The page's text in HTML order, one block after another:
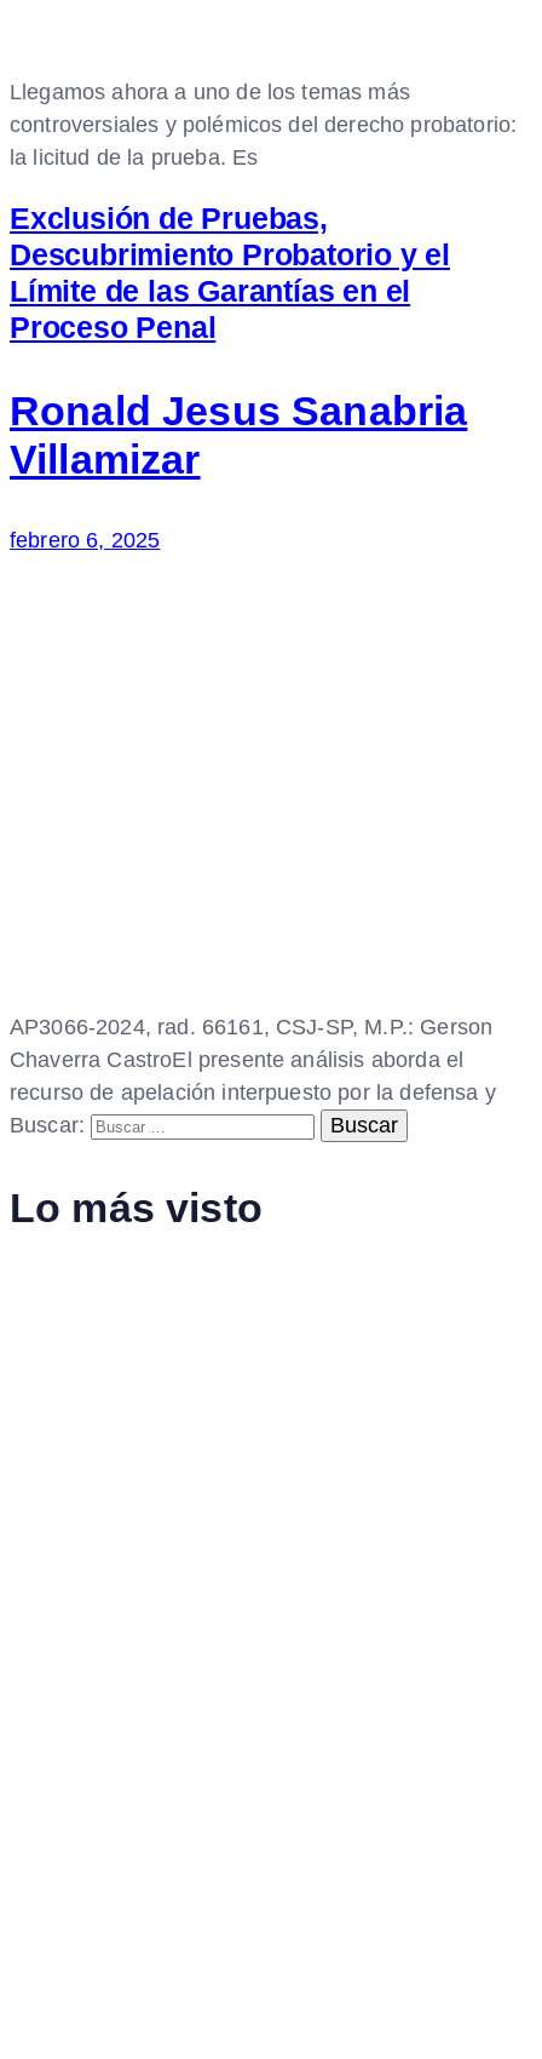
Llegamos ahora a uno de los temas más
controversiales y polémicos del derecho probatorio:
la licitud de la prueba. Es
Exclusión de Pruebas,
Descubrimiento Probatorio y el
Límite de las Garantías en el
Proceso Penal
Ronald Jesus Sanabria
Villamizar
febrero 6, 2025
AP3066-2024, rad. 66161, CSJ-SP, M.P.: Gerson
Chaverra CastroEl presente análisis aborda el
recurso de apelación interpuesto por la defensa y
Buscar:
Lo más visto